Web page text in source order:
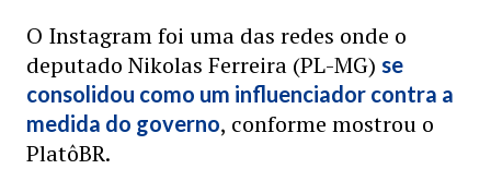
O Instagram foi uma das redes onde o
deputado Nikolas Ferreira (PL-MG) se
consolidou como um influenciador contra a
medida do governo, conforme mostrou o
PlatôBR.